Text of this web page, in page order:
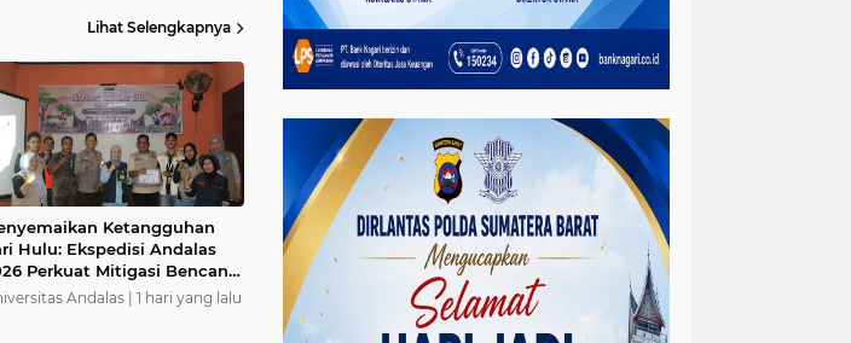
Lihat Selengkapnya
Ketangguhan
Hulu: Ekspedisi Andalas
Perkuat Mitigasi Bencana
Hijaukan Muaro Sungai
Andalas | 1 hari yang lalu